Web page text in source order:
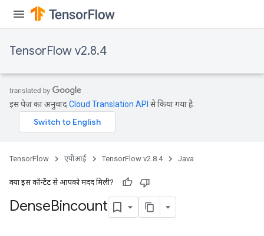
TensorFlow v2.8.4
इस पेज का अनुवादCloud Translation API से किया गया है.
TensorFlow एपीआई TensorFlow v2.8.4 Java
क्या इस कॉन्टेंट से आपको मदद मिली?
DenseBincount